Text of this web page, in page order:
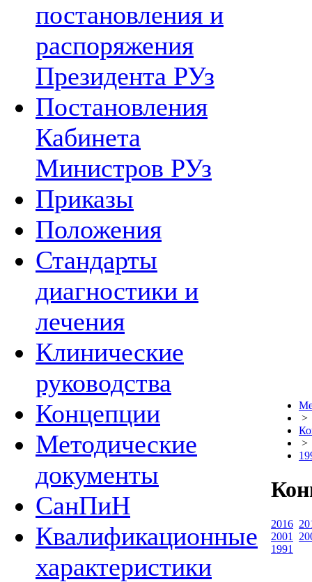
постановления и
распоряжения
Президента РУз
Постановления
Кабинета
Министров РУз
Приказы
Положения
Стандарты
диагностики и
лечения
Клинические
руководства
Концепции
Методические
документы
СанПиН
Квалификационные
характеристики
>
>
2016
2001
1991